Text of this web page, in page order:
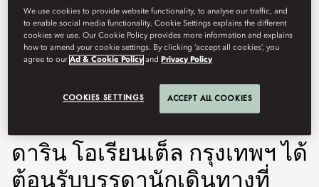
สุขภาพอย่างใส่ใจในทุกราย
ละเอียด สถานที่ที่ภูมิปัญญา
ดั้งเดิมมาบรรจบกับวิถีปฏิบัติ
สมัยใหม่ในบรรยากาศอันสงบ
ดาริน โอเรียนเต็ล กรุงเทพฯ ได้
ต้อนรับบรรดานักเดินทางที่
We use cookies to provide website functionality, to analyse our traffic, and
to enable social media functionality. Cookie Settings explains the different
cookies we use. Our Cookie Policy provides more information and explains
how to amend your cookie settings. By clicking ‘accept all cookies’, you
agree to ourAd & Cookie Policy andPrivacy Policy
COOKIES SETTINGS ACCEPT ALL COOKIES